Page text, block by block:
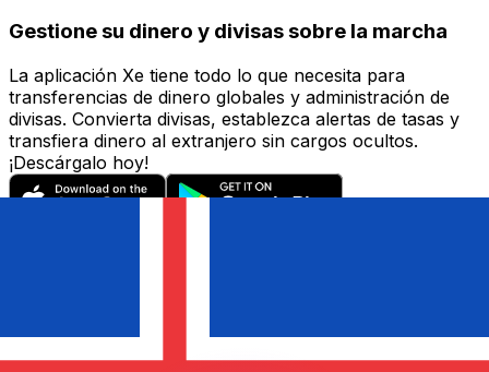
Gestione su dinero y divisas sobre la marcha
La aplicación Xe tiene todo lo que necesita para
transferencias de dinero globales y administración de
divisas. Convierta divisas, establezca alertas de tasas y
transfiera dinero al extranjero sin cargos ocultos.
¡Descárgalo hoy!